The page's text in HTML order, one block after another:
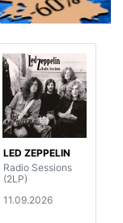
LED ZEPPELIN
Radio Sessions
(2LP)
11.09.2026